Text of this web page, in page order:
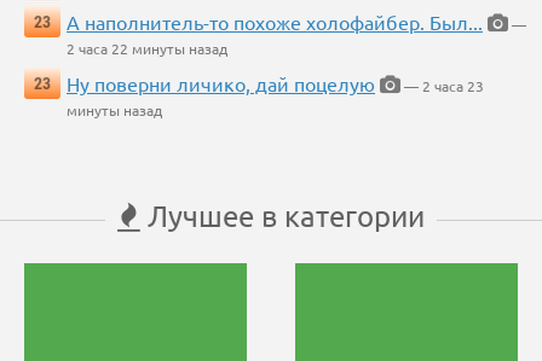
23
А наполнитель-то похоже холофайбер. Был...
—
2 часа 22 минуты назад
23
Ну поверни личико, дай поцелую
— 2 часа 23
минуты назад
Лучшее в категории